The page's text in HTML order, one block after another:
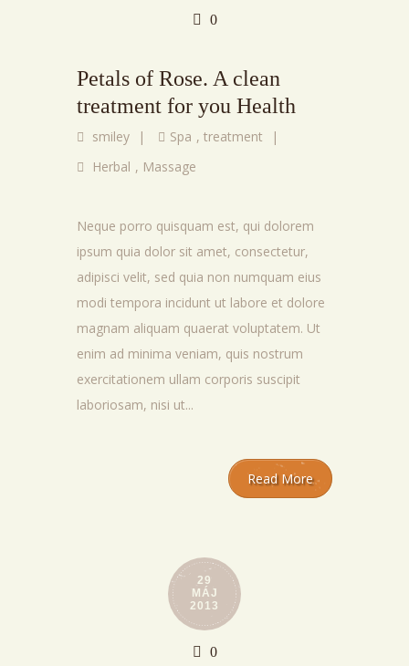
0
Petals of Rose. A clean
treatment for you Health
smiley | Spa , treatment
|
Herbal , Massage
Neque porro quisquam est, qui dolorem
ipsum quia dolor sit amet, consectetur,
adipisci velit, sed quia non numquam eius
modi tempora incidunt ut labore et dolore
magnam aliquam quaerat voluptatem. Ut
enim ad minima veniam, quis nostrum
exercitationem ullam corporis suscipit
laboriosam, nisi ut...
Read More
29
MÁJ
2013
0